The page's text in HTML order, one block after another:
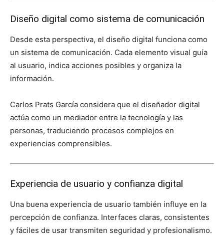
Diseño digital como sistema de comunicación
Desde esta perspectiva, el diseño digital funciona como
un sistema de comunicación. Cada elemento visual guía
al usuario, indica acciones posibles y organiza la
información.
Carlos Prats García considera que el diseñador digital
actúa como un mediador entre la tecnología y las
personas, traduciendo procesos complejos en
experiencias comprensibles.
Experiencia de usuario y confianza digital
Una buena experiencia de usuario también influye en la
percepción de confianza. Interfaces claras, consistentes
y fáciles de usar transmiten seguridad y profesionalismo.